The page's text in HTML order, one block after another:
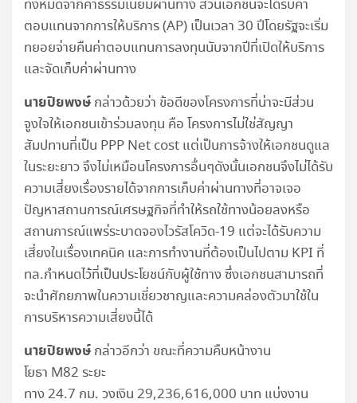
ทั้งหมดจากค่าธรรมเนียมผ่านทาง ส่วนเอกชนจะได้รับค่า
ตอบแทนจากการให้บริการ (AP) เป็นเวลา 30 ปีโดยรัฐจะเริ่ม
ทยอยจ่ายคืนค่าตอบแทนการลงทุนนับจากปีที่เปิดให้บริการ
และจัดเก็บค่าผ่านทาง
นายปิยพงษ์ กล่าวด้วยว่า ข้อดีของโครงการที่น่าจะมีส่วน
จูงใจให้เอกชนเข้าร่วมลงทุน คือ โครงการไม่ใช่สัญญา
สัมปทานที่เป็น PPP Net cost แต่เป็นการจ้างให้เอกชนดูแล
ในระยะยาว จึงไม่เหมือนโครงการอื่นๆดังนั้นเอกชนจึงไม่ได้รับ
ความเสี่ยงเรื่องรายได้จากการเก็บค่าผ่านทางที่อาจเจอ
ปัญหาสถานการณ์เศรษฐกิจที่ทำให้รถใช้ทางน้อยลงหรือ
สถานการณ์แพร่ระบาดจองไวรัสโควิด-19 แต่จะได้รับความ
เสี่ยงในเรื่องเทคนิค และการทำงานที่ต้องเป็นไปตาม KPI ที่
ทล.กำหนดไว้ที่เป็นประโยชน์กับผู้ใช้ทาง ซึ่งเอกชนสามารถที่
จะนำศักยภาพในความเชี่ยวชาญและความคล่องตัวมาใช้ใน
การบริหารความเสี่ยงนี้ได้
นายปิยพงษ์ กล่าวอีกว่า ขณะที่ความคืบหน้างาน
โยธา M82 ระยะ
ทาง 24.7 กม. วงเงิน 29,236,616,000 บาท แบ่งงาน